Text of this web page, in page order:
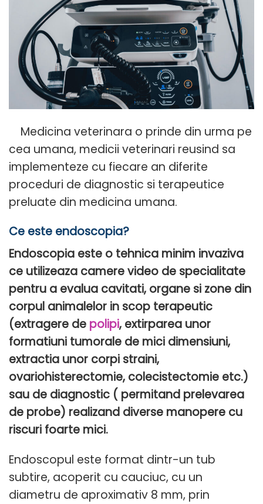
Medicina veterinara o prinde din urma pe
cea umana, medicii veterinari reusind sa
implementeze cu fiecare an diferite
proceduri de diagnostic si terapeutice
preluate din medicina umana.
Ce este endoscopia?
Endoscopia este o tehnica minim invaziva
ce utilizeaza camere video de specialitate
pentru a evalua cavitati, organe si zone din
corpul animalelor in scop terapeutic
(extragere de polipi, extirparea unor
formatiuni tumorale de mici dimensiuni,
extractia unor corpi straini,
ovariohisterectomie, colecistectomie etc.)
sau de diagnostic ( permitand prelevarea
de probe) realizand diverse manopere cu
riscuri foarte mici.
Endoscopul este format dintr-un tub
subtire, acoperit cu cauciuc, cu un
diametru de aproximativ 8 mm, prin